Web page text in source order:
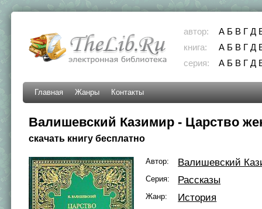
автор: А Б В Г Д
книга:
А Б В Г Д
серия:
А Б В Г Д
Главная Жанры Контакты
Валишевский Казимир - Царство
скачать книгу бесплатно
Автор: Валишевский
Серия: Рассказы
Жанр:
История